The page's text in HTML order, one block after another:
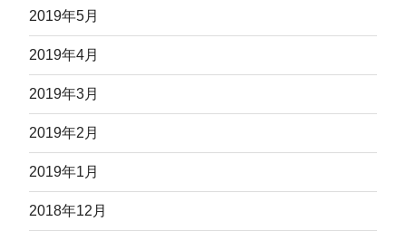
2019年5月
2019年4月
2019年3月
2019年2月
2019年1月
2018年12月